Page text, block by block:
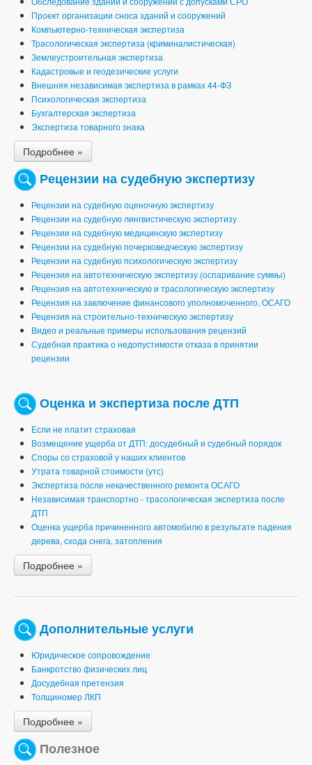
Проект организации сноса зданий и сооружений
Компьютерно-техническая экспертиза
Трасологическая экспертиза (криминалистическая)
Землеустроительная экспертиза
Кадастровые и геодезические услуги
Внешняя независимая экспертиза в рамках 44-ФЗ
Психологическая экспертиза
Бухгалтерская экспертиза
Экспертиза товарного знака
Подробнее »
Рецензии на судебную экспертизу
Рецензии на судебную оценочную экспертизу
Рецензии на судебную лингвистическую экспертизу
Рецензии на судебную медицинскую экспертизу
Рецензии на судебную почерковедческую экспертизу
Рецензии на судебную психологическую экспертизу
Рецензия на автотехническую экспертизу (оспаривание суммы)
Рецензия на автотехническую и трасологическую экспертизу
Рецензия на заключение финансового уполномоченного, ОСАГО
Рецензия на строительно-техническую экспертизу
Видео и реальные примеры использования рецензий
Судебная практика о недопустимости отказа в принятии
рецензии
Оценка и экспертиза после ДТП
Если не платит страховая
Возмещение ущерба от ДТП: досудебный и судебный порядок
Споры со страховой у наших клиентов
Утрата товарной стоимости (утс)
Экспертиза после некачественного ремонта ОСАГО
Независимая транспортно - трасологическая экспертиза после
ДТП
Оценка ущерба причиненного автомобилю в результате падения
дерева, схода снега, затопления
Подробнее »
Дополнительные услуги
Юридическое сопровождение
Банкротство физических лиц
Досудебная претензия
Толщиномер ЛКП
Подробнее »
Полезное